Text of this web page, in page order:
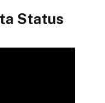
Status